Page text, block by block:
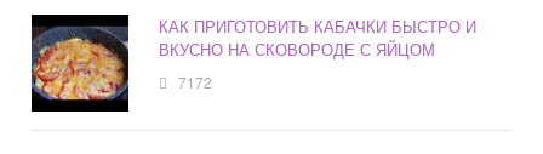
КАК ПРИГОТОВИТЬ КАБАЧКИ БЫСТРО И
ВКУСНО НА СКОВОРОДЕ С ЯЙЦОМ
7172